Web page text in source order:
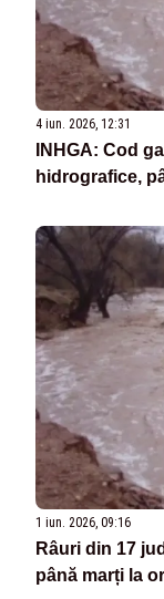
4 iun. 2026, 12:31
INHGA: Cod
hidrografice,
1 iun. 2026, 09:16
Râuri din 17
până marți la